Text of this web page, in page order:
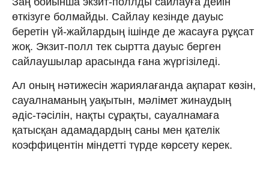
өткізуге болмайды. Сайлау кезінде дауыс
беретін үй-жайлардың ішінде де жасауға рұқсат
жоқ. Экзит-полл тек сыртта дауыс берген
сайлаушылар арасында ғана жүргізіледі.
Ал оның нәтижесін жариялағанда ақпарат көзін,
сауалнаманың уақытын, мәлімет жинаудың
әдіс-тәсілін, нақты сұрақты, сауалнамаға
қатысқан адамадардың саны мен қателік
коэффицентін міндетті түрде көрсету керек.